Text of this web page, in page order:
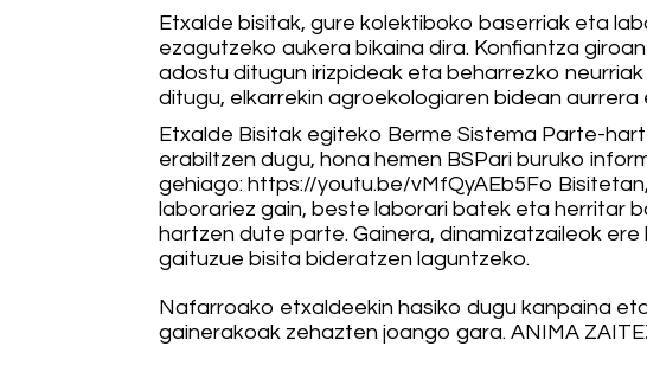
Etxalde bisitak, gure kolektiboko baserriak eta
ezagutzeko aukera bikaina dira. Konfiantza
adostu ditugun irizpideak eta beharrezko
ditugu, elkarrekin agroekologiaren bidean aurrera
Etxalde Bisitak egiteko Berme Sistema Parte-
erabiltzen dugu, hona hemen BSPari buruko
gehiago: https://youtu.be/vMfQyAEb5Fo
laborariez gain, beste laborari batek eta herritar
hartzen dute parte. Gainera, dinamizatzaileok ere
gaituzue bisita bideratzen laguntzeko.
Nafarroako etxaldeekin hasiko dugu kanpaina
gainerakoak zehazten joango gara. ANIMA